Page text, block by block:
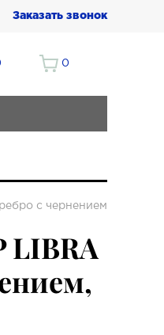
Заказать звонок
0
с чернением
LIBRA